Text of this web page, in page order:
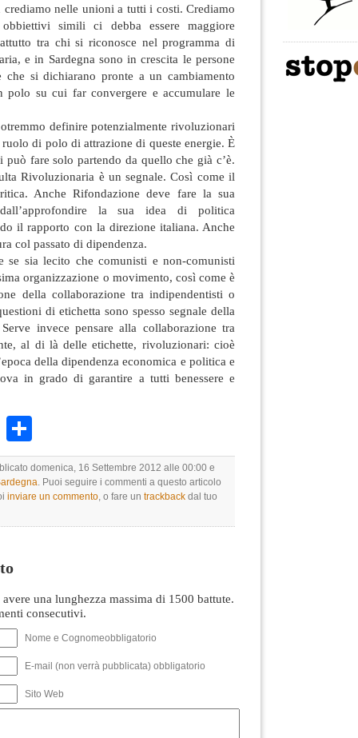
nelle unioni a tutti i costi. Crediamo
simili ci debba essere maggiore
tra chi si riconosce nel programma di
e in Sardegna sono in crescita le persone
si dichiarano pronte a un cambiamento
polo su cui far convergere e accumulare le
definire potenzialmente rivoluzionari
di polo di attrazione di queste energie. È
può fare solo partendo da quello che già c’è.
Rivoluzionaria è un segnale. Così come il
Anche Rifondazione deve fare la sua
la sua idea di politica
il rapporto con la direzione italiana. Anche
col passato di dipendenza.
se sia lecito che comunisti e non-comunisti
organizzazione o movimento, così come è
della collaborazione tra indipendentisti o
di etichetta sono spesso segnale della
invece pensare alla collaborazione tra
al di là delle etichette, rivoluzionari: cioè
della dipendenza economica e politica e
in grado di garantire a tutti benessere e
WhatsApp
domenica, 16 Settembre 2012 alle 00:00 e
. Puoi seguire i commenti a questo articolo
inviare un commento , o fare un trackback dal tuo
una lunghezza massima di 1500 battute.
consecutivi.
Nome e Cognomeobbligatorio
E-mail (non verrà pubblicata) obbligatorio
Sito Web